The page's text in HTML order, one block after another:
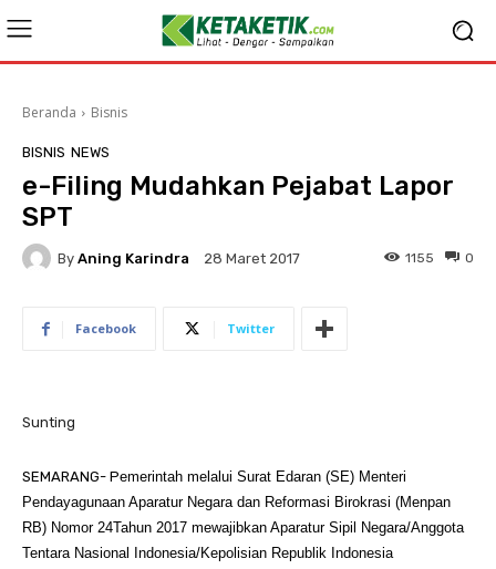
Beranda Bisnis
BISNIS NEWS
e-Filing Mudahkan Pejabat Lapor
SPT
By Aning Karindra 28 Maret 2017 0
1155
Facebook Twitter
Sunting
SEMARANG- Pemerintah melalui Surat Edaran (SE) Menteri
Pendayagunaan Aparatur Negara dan Reformasi Birokrasi (Menpan
RB) Nomor 24Tahun 2017 mewajibkan Aparatur Sipil Negara/Anggota
Tentara Nasional Indonesia/Kepolisian Republik Indonesia